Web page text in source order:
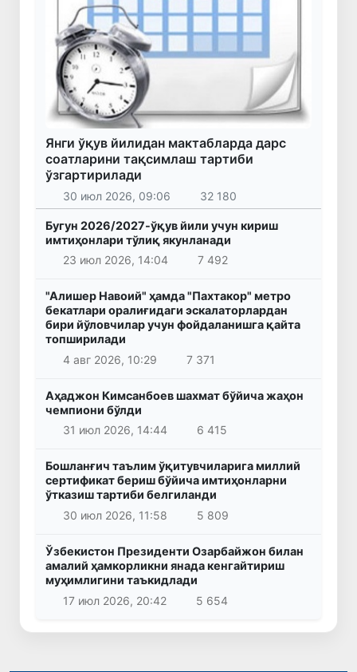
Янги ўқув йилидан мактабларда дарс
соатларини тақсимлаш тартиби
ўзгартирилади
30 июл 2026, 09:06 32 180
Бугун 2026/2027-ўқув йили учун кириш
имтиҳонлари тўлиқ якунланади
23 июл 2026, 14:04
7 492
"Алишер Навоий" ҳамда "Пахтакор" метро
бекатлари оралиғидаги эскалаторлардан
бири йўловчилар учун фойдаланишга қайта
топширилади
4 авг 2026, 10:29
7 371
Аҳаджон Кимсанбоев шахмат бўйича жаҳон
чемпиони бўлди
31 июл 2026, 14:44
6 415
Бошланғич таълим ўқитувчиларига миллий
сертификат бериш бўйича имтиҳонларни
ўтказиш тартиби белгиланди
30 июл 2026, 11:58
5 809
Ўзбекистон Президенти Озарбайжон билан
амалий ҳамкорликни янада кенгайтириш
муҳимлигини таъкидлади
17 июл 2026, 20:42
5 654